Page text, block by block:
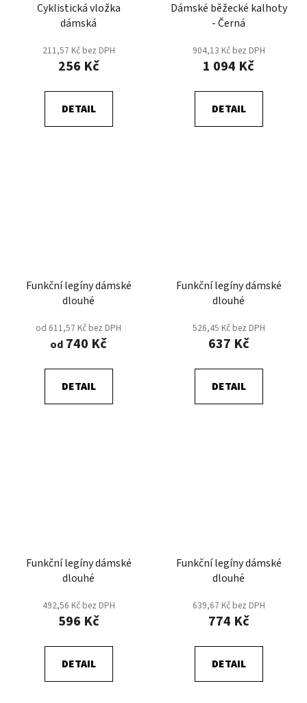
Cyklistická vložka
dámská
211,57 Kč bez DPH
256 Kč
DETAIL
Dámské běžecké kalhoty
- Černá
904,13 Kč bez DPH
1 094 Kč
DETAIL
Funkční legíny dámské
dlouhé
od 611,57 Kč bez DPH
od 740 Kč
DETAIL
Funkční legíny dámské
dlouhé
526,45 Kč bez DPH
637 Kč
DETAIL
Funkční legíny dámské
dlouhé
492,56 Kč bez DPH
596 Kč
DETAIL
Funkční legíny dámské
dlouhé
639,67 Kč bez DPH
774 Kč
DETAIL